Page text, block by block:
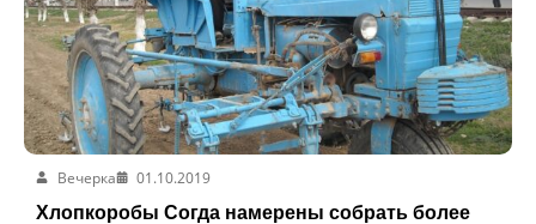
Вечерка
01.10.2019
Хлопкоробы Согда намерены собрать более